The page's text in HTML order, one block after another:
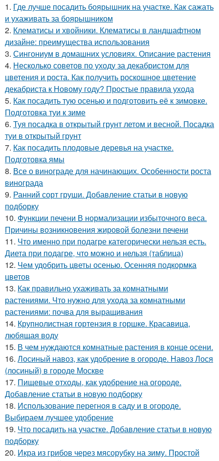
1. Где лучше посадить боярышник на участке. Как сажать
и ухаживать за боярышником
2. Клематисы и хвойники. Клематисы в ландшафтном
дизайне: преимущества использования
3. Сингониум в домашних условиях. Описание растения
4. Несколько советов по уходу за декабристом для
цветения и роста. Как получить роскошное цветение
декабриста к Новому году? Простые правила ухода
5. Как посадить тую осенью и подготовить её к зимовке.
Подготовка туи к зиме
6. Туя посадка в открытый грунт летом и весной. Посадка
туи в открытый грунт
7. Как посадить плодовые деревья на участке.
Подготовка ямы
8. Все о винограде для начинающих. Особенности роста
винограда
9. Ранний сорт груши. Добавление статьи в новую
подборку
10. Функции печени В нормализации избыточного веса.
Причины возникновения жировой болезни печени
11. Что именно при подагре категорически нельзя есть.
Диета при подагре, что можно и нельзя (таблица)
12. Чем удобрить цветы осенью. Осенняя подкормка
цветов
13. Как правильно ухаживать за комнатными
растениями. Что нужно для ухода за комнатными
растениями: почва для выращивания
14. Крупнолистная гортензия в горшке. Красавица,
любящая воду
15. В чем нуждаются комнатные растения в конце осени.
16. Лосиный навоз, как удобрение в огороде. Навоз Лося
(лосиный) в городе Москве
17. Пищевые отходы, как удобрение на огороде.
Добавление статьи в новую подборку
18. Использование перегноя в саду и в огороде.
Выбираем лучшее удобрение
19. Что посадить на участке. Добавление статьи в новую
подборку
20. Икра из грибов через мясорубку на зиму. Простой